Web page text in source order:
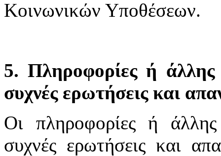
Κοινωνικών Υποθέσεων.
5. Πληροφορίες ή άλλης
συχνές ερωτήσεις και
Οι πληροφορίες ή άλλης
συχνές ερωτήσεις και